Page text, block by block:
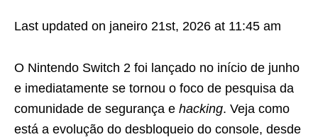
Last updated on janeiro 21st, 2026 at 11:45 am
O Nintendo Switch 2 foi lançado no início de junho
e imediatamente se tornou o foco de pesquisa da
comunidade de segurança e hacking. Veja como
está a evolução do desbloqueio do console, desde